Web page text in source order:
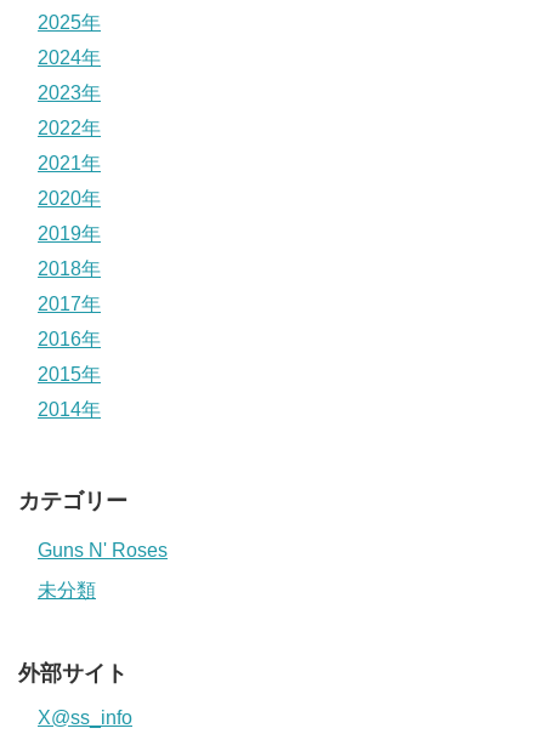
2025年
2024年
2023年
2022年
2021年
2020年
2019年
2018年
2017年
2016年
2015年
2014年
カテゴリー
Guns N' Roses
未分類
外部サイト
X@ss_info